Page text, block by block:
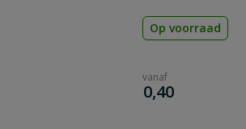
Op voorraad
vanaf
€
0,40